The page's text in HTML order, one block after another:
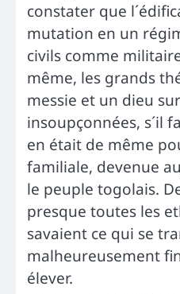
constater que
mutation en un
civils comme
même, les grands
messie et un dieu
insoupçonnées, s´il
en était de même
familiale, devenue
le peuple togolais.
presque toutes les
savaient ce qui se
malheureusement
élever.